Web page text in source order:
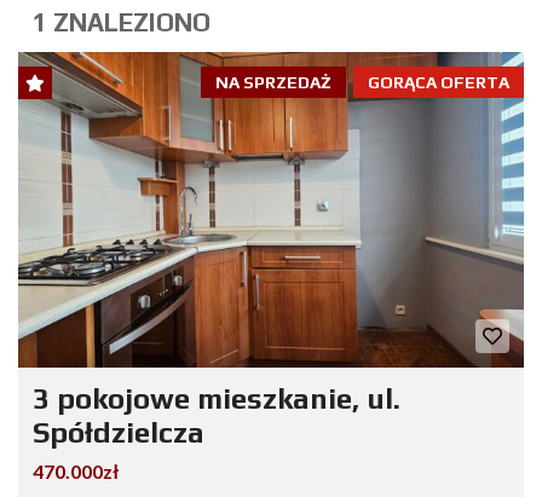
1 ZNALEZIONO
GORĄCA OFERTA
NA SPRZEDAŻ
3 pokojowe mieszkanie, ul.
Spółdzielcza
470.000zł